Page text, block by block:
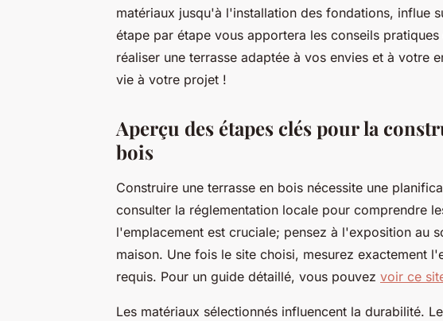
matériaux jusqu'à l'installation des fondations, influe
étape par étape vous apportera les conseils
réaliser une terrasse adaptée à vos envies et à votre
vie à votre projet !
Aperçu des étapes clés pour la
bois
Construire une terrasse en bois nécessite une
consulter la réglementation locale pour comprendre
l'emplacement est cruciale; pensez à l'exposition au
maison. Une fois le site choisi, mesurez exactement
requis. Pour un guide détaillé, vous pouvez voir ce
Les matériaux sélectionnés influencent la durabilité.